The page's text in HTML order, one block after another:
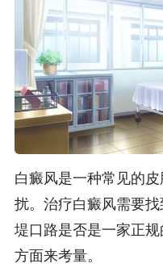
白癜风是一种常见的
扰。治疗白癜风需要
堤口路是否是一家正
方面来考量。